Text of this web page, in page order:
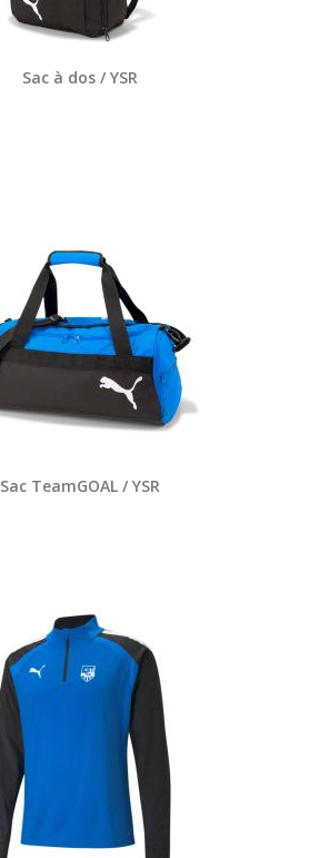
Sac à dos / YSR
Sac TeamGOAL / YSR